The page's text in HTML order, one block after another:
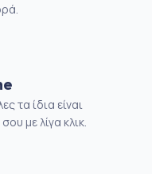
τα ίδια είναι
με λίγα κλικ.